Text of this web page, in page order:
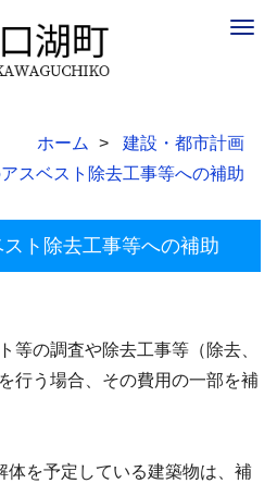
ホーム
建設・都市計画
スベスト除去工事等への補助
ト除去工事等への補助
等の調査や除去工事等（除去、
行う場合、その費用の一部を補
を予定している建築物は、補